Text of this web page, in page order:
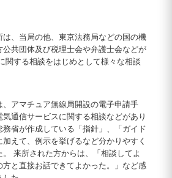
、当局の他、東京法務局などの国の機
公共団体及び税理士会や弁護士会などが
関する相談をはじめとして様々な相談
アマチュア無線局開設の電子申請手
通信サービスに関する相談などがあり
務省が作成している「指針」、「ガイド
えて、例示を挙げるなど分かりやすく
来所された方からは、「相談してよ
と直接お話できてよかった。」など感